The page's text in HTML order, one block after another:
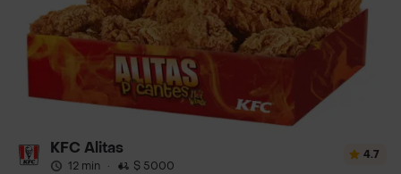
KFC Alitas
12 min · $ 5000
4.7